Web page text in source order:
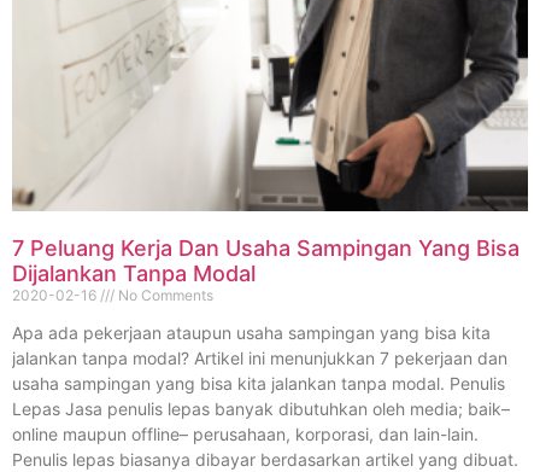
7 Peluang Kerja Dan Usaha Sampingan Yang Bisa
Dijalankan Tanpa Modal
2020-02-16 No Comments
Apa ada pekerjaan ataupun usaha sampingan yang bisa kita
jalankan tanpa modal? Artikel ini menunjukkan 7 pekerjaan dan
usaha sampingan yang bisa kita jalankan tanpa modal. Penulis
Lepas Jasa penulis lepas banyak dibutuhkan oleh media; baik–
online maupun offline– perusahaan, korporasi, dan lain-lain.
Penulis lepas biasanya dibayar berdasarkan artikel yang dibuat.